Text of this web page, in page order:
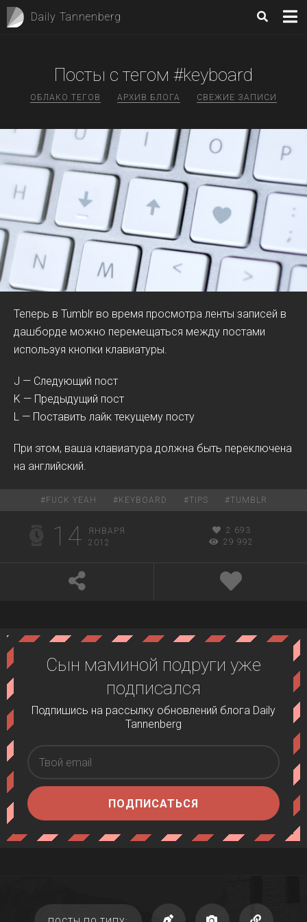
Daily Tannenberg
Посты с тегом #keyboard
ОБЛАКО ТЕГОВ АРХИВ БЛОГА СВЕЖИЕ ЗАПИСИ
Теперь в Tumblr во время просмотра ленты записей в
дашборде можно перемещаться между постами
используя кнопки клавиатуры.
J — Следующий пост
K — Предыдущий пост
L — Поставить лайк текущему посту
При этом, ваша клавиатура должна быть переключена
на английский.
# FUCK YEAH # KEYBOARD #TIPS #TUMBLR
14
ЯНВАРЯ
2012
2 693
29 992
Сын маминой подруги уже
подписался
Подпишись на рассылку обновлений блога Daily
Tannenberg
ПОДПИСАТЬСЯ